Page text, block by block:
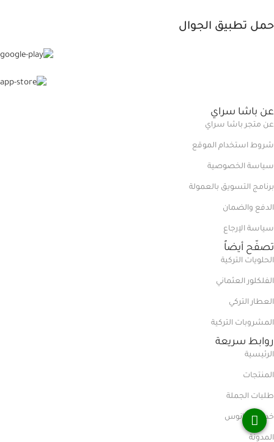
حمل تطبيق الجوال
عن باشا سراي
عن متجر باشا سراي
شروط استخدام الموقع
سياسة الخصوصية
برنامج التسويق بالعمولة
الدفع والضمان
سياسة الإرجاع
تصفّح أيضاً
الحلويات التركية
الفلكلور العثماني
العطار التركي
المشروبات التركية
روابط سريعة
الرئيسية
المنتجات
طلبات الجملة
خدمة الفانوس
المدونة